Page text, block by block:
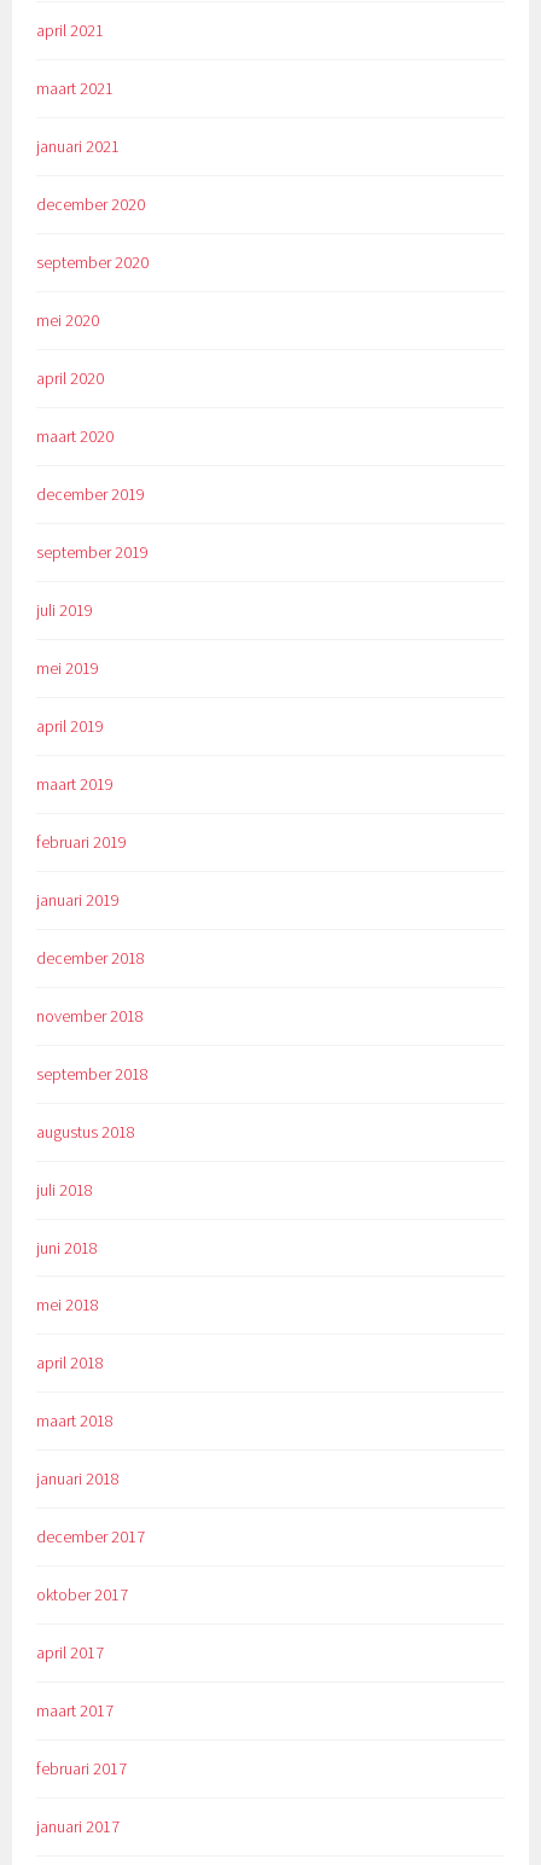
april 2021
maart 2021
januari 2021
december 2020
september 2020
mei 2020
april 2020
maart 2020
december 2019
september 2019
juli 2019
mei 2019
april 2019
maart 2019
februari 2019
januari 2019
december 2018
november 2018
september 2018
augustus 2018
juli 2018
juni 2018
mei 2018
april 2018
maart 2018
januari 2018
december 2017
oktober 2017
april 2017
maart 2017
februari 2017
januari 2017